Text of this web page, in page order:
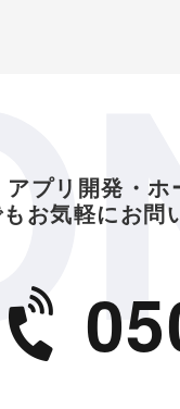
プリ開発・ホ
お気軽にお問